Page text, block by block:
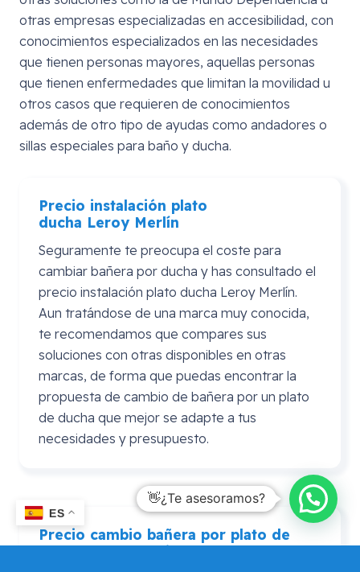
otras empresas especializadas en accesibilidad, con
conocimientos especializados en las necesidades
que tienen personas mayores, aquellas personas
que tienen enfermedades que limitan la movilidad u
otros casos que requieren de conocimientos
además de otro tipo de ayudas como andadores o
sillas especiales para baño y ducha.
Precio instalación plato
ducha Leroy Merlín
Seguramente te preocupa el coste para
cambiar bañera por ducha y has consultado el
precio instalación plato ducha Leroy Merlín.
Aun tratándose de una marca muy conocida,
te recomendamos que compares sus
soluciones con otras disponibles en otras
marcas, de forma que puedas encontrar la
propuesta de cambio de bañera por un plato
de ducha que mejor se adapte a tus
necesidades y presupuesto.
Precio cambio bañera por plato de
duchaLeroy Merlin
ES
👋¿Te asesoramos?